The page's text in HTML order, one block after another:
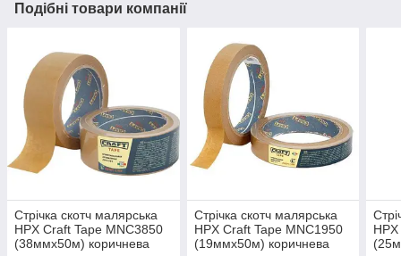
Подібні товари компанії
Стрічка скотч малярська
HPX Craft Tape MNC3850
(38ммx50м) коричнева
Стрічка скотч малярська
HPX Craft Tape MNC1950
(19ммx50м) коричнева